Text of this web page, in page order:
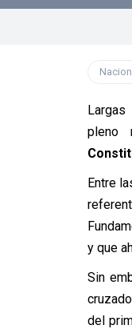
Largas
pleno
Entre
y que
Sin
del